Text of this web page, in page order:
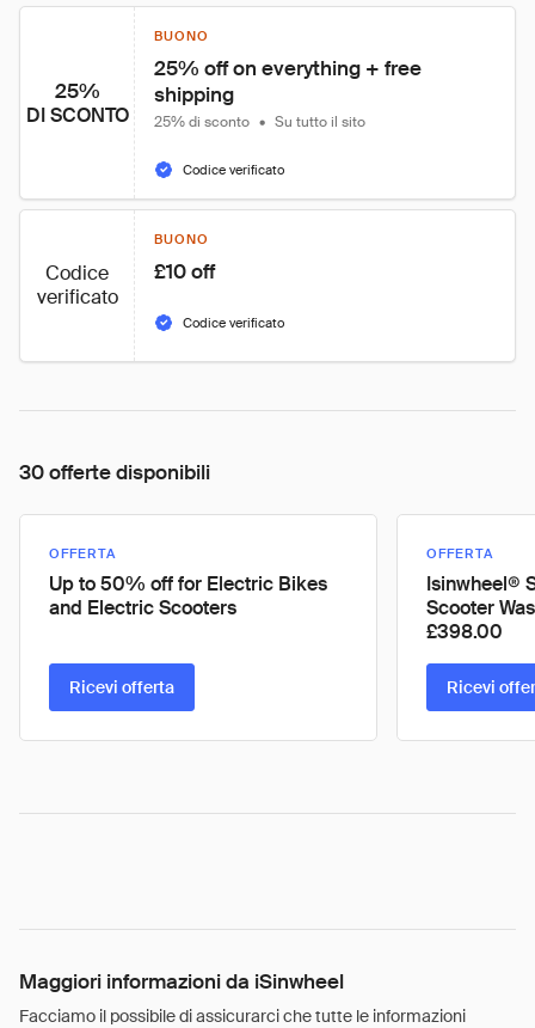
25%
DI SCONTO
BUONO
25% off on everything + free
shipping
25% di sconto • Su tutto il sito
Codice verificato
Codice
verificato
BUONO
£10 off
Codice verificato
30 offerte disponibili
OFFERTA
Up to 50% off for Electric Bikes
and Electric Scooters
Ricevi offerta
OFFERTA
Isinwheel®
Scooter
£398.00
Ricevi
Maggiori informazioni da iSinwheel
Facciamo il possibile di assicurarci che tutte le informazioni